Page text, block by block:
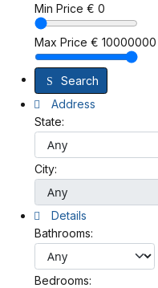
Min Price € 0
Max Price € 10000000
Search
Address
State:
City:
Details
Bathrooms:
Bedrooms: